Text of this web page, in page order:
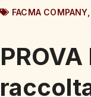
FACMA COMPANY,